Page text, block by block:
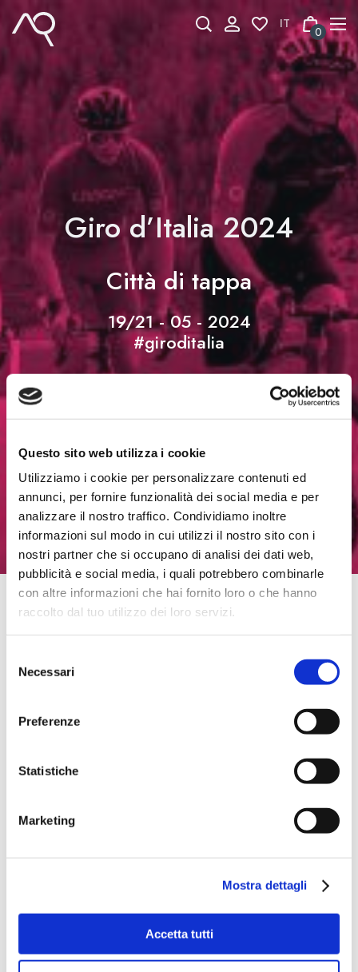
Questo sito web utilizza i cookie
Utilizziamo i cookie per personalizzare contenuti ed
annunci, per fornire funzionalità dei social media e per
analizzare il nostro traffico. Condividiamo inoltre
informazioni sul modo in cui utilizzi il nostro sito con i
nostri partner che si occupano di analisi dei dati web,
pubblicità e social media, i quali potrebbero combinarle
con altre informazioni che hai fornito loro o che hanno
raccolto dal tuo utilizzo dei loro servizi.
delNecessari
Preferenze
Statistiche
Marketing
Mostra dettagli
Accetta tutti
content
0
Giro d’Italia 2024
Città di tappa
19/21 - 05 - 2024
#giroditalia
Compila il form per ritirare il tuo
gadget.